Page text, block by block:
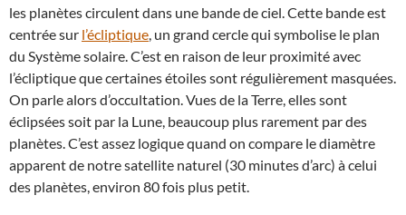
les planètes circulent dans une bande de ciel. Cette bande est
centrée sur l’écliptique, un grand cercle qui symbolise le plan
du Système solaire. C’est en raison de leur proximité avec
l’écliptique que certaines étoiles sont régulièrement masquées.
On parle alors d’occultation. Vues de la Terre, elles sont
éclipsées soit par la Lune, beaucoup plus rarement par des
planètes. C’est assez logique quand on compare le diamètre
apparent de notre satellite naturel (30 minutes d’arc) à celui
des planètes, environ 80 fois plus petit.